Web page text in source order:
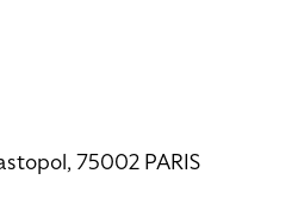
75002 PARIS